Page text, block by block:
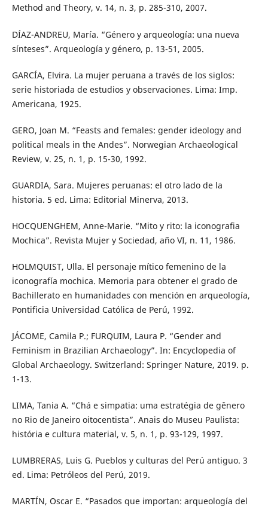
Method and Theory, v. 14, n. 3, p. 285-310, 2007.
DÍAZ-ANDREU, María. “Género y arqueología: una nueva
sínteses”. Arqueología y género, p. 13-51, 2005.
GARCÍA, Elvira. La mujer peruana a través de los siglos:
serie historiada de estudios y observaciones. Lima: Imp.
Americana, 1925.
GERO, Joan M. “Feasts and females: gender ideology and
political meals in the Andes”. Norwegian Archaeological
Review, v. 25, n. 1, p. 15-30, 1992.
GUARDIA, Sara. Mujeres peruanas: el otro lado de la
historia. 5 ed. Lima: Editorial Minerva, 2013.
HOCQUENGHEM, Anne-Marie. “Mito y rito: la iconografia
Mochica”. Revista Mujer y Sociedad, año VI, n. 11, 1986.
HOLMQUIST, Ulla. El personaje mítico femenino de la
iconografía mochica. Memoria para obtener el grado de
Bachillerato en humanidades con mención en arqueología,
Pontificia Universidad Católica de Perú, 1992.
JÁCOME, Camila P.; FURQUIM, Laura P. “Gender and
Feminism in Brazilian Archaeology”. In: Encyclopedia of
Global Archaeology. Switzerland: Springer Nature, 2019. p.
1-13.
LIMA, Tania A. “Chá e simpatia: uma estratégia de gênero
no Rio de Janeiro oitocentista”. Anais do Museu Paulista:
história e cultura material, v. 5, n. 1, p. 93-129, 1997.
LUMBRERAS, Luis G. Pueblos y culturas del Perú antiguo. 3
ed. Lima: Petróleos del Perú, 2019.
MARTÍN, Oscar E. “Pasados que importan: arqueología del